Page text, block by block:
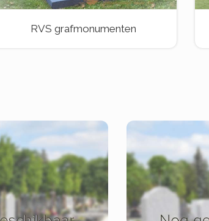
RVS grafmonumenten